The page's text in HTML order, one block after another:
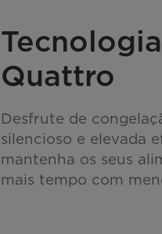
Quattro
Desfrute de
silencioso e elevada
mantenha os seus
mais tempo com